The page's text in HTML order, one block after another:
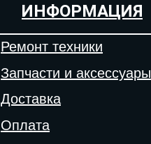
ИНФОРМАЦИЯ
Ремонт техники
Запчасти и аксессуары
Доставка
Оплата